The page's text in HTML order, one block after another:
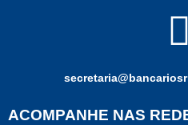
ACOMPANHE NAS